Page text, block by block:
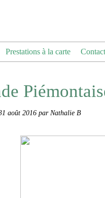
Prestations à la carte Contact
août 2016 par Nathalie B